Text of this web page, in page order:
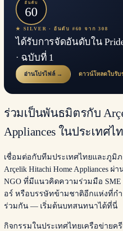
อันดับ
60
★ SILVER · อันดับ #60 จาก 308
ได้รับการจัดอันดับใน
· ฉบับที่ 1
อ่านโปรไฟล์ → ดาวน์โหลดใบรับ
ร่วมเป็นพันธมิตรกับ
Appliances ในประเทศไ
เชื่อมต่อกับทีมประเทศไทยและภูมิ
Arçelik Hitachi Home Appliances
NGO ที่มีแนวคิดความร่วมมือ
อร์ หรือบรรษัทข้ามชาติอีกแห่งที่ก
ร่วมกัน — เริ่มต้นบทสนทนาได้ที่นี่
กิจกรรมในประเทศไทยเครือข่ายครี